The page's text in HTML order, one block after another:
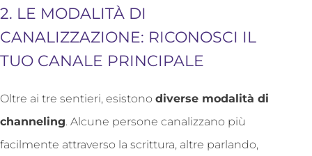
2. LE MODALITÀ DI
CANALIZZAZIONE: RICONOSCI IL
TUO CANALE PRINCIPALE
Oltre ai tre sentieri, esistono diverse modalità di
channeling. Alcune persone canalizzano più
facilmente attraverso la scrittura, altre parlando,